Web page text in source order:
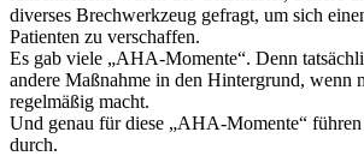
diverses Brechwerkzeug gefragt, um sich
Patienten zu verschaffen.
Es gab viele „AHA-Momente“. Denn
andere Maßnahme in den Hintergrund, wenn
regelmäßig macht.
Und genau für diese „AHA-Momente“
durch.